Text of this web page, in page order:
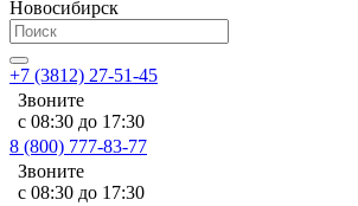
Новосибирск
+7 (3812) 27-51-45
Звоните
с 08:30 до 17:30
8 (800) 777-83-77
Звоните
с 08:30 до 17:30